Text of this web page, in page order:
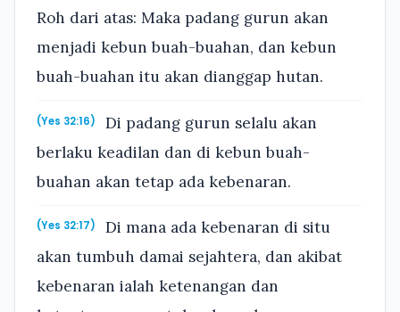
Roh dari atas: Maka padang gurun akan
menjadi kebun buah-buahan, dan kebun
buah-buahan itu akan dianggap hutan.
(Yes 32:16)
Di padang gurun selalu akan
berlaku keadilan dan di kebun buah-
buahan akan tetap ada kebenaran.
(Yes 32:17)
Di mana ada kebenaran di situ
akan tumbuh damai sejahtera, dan akibat
kebenaran ialah ketenangan dan